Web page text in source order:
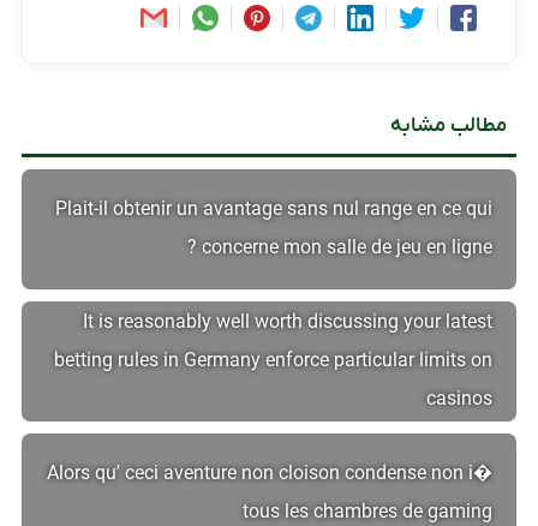
مطالب مشابه
Plait-il obtenir un avantage sans nul range en ce qui
concerne mon salle de jeu en ligne ?
It is reasonably well worth discussing your latest
betting rules in Germany enforce particular limits on
casinos
Alors qu’ ceci aventure non cloison condense non i�
tous les chambres de gaming